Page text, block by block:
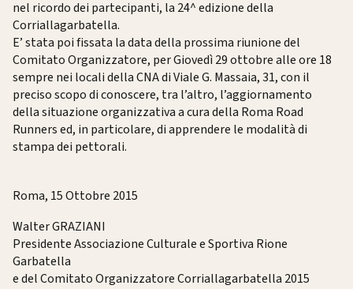
nel ricordo dei partecipanti, la 24^ edizione della
Corriallagarbatella.
E’ stata poi fissata la data della prossima riunione del
Comitato Organizzatore, per Giovedì 29 ottobre alle ore 18
sempre nei locali della CNA di Viale G. Massaia, 31, con il
preciso scopo di conoscere, tra l’altro, l’aggiornamento
della situazione organizzativa a cura della Roma Road
Runners ed, in particolare, di apprendere le modalità di
stampa dei pettorali.
Roma, 15 Ottobre 2015
Walter GRAZIANI
Presidente Associazione Culturale e Sportiva Rione
Garbatella
e del Comitato Organizzatore Corriallagarbatella 2015